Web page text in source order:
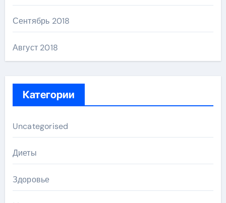
Сентябрь 2018
Август 2018
Категории
Uncategorised
Диеты
Здоровье